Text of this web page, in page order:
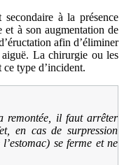
à la présence
et à son augmentation de
afin d’éliminer
La chirurgie ou les
type d’incident.
remontée, il faut arrêter
en cas de surpression
se ferme et ne